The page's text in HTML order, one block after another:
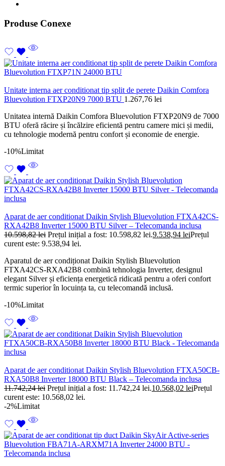
Produse Conexe
Unitate interna aer conditionat tip split de perete Daikin Comfora
Bluevolution FTXP20N9 7000 BTU 1.267,76 lei
Unitatea internă Daikin Comfora Bluevolution FTXP20N9 de 7000
BTU oferă răcire și încălzire eficientă pentru camere mici și medii,
cu tehnologie modernă pentru confort și economie de energie.
-10%Limitat
Aparat de aer conditionat Daikin Stylish Bluevolution FTXA42CS-
RXA42B8 Inverter 15000 BTU Silver – Telecomanda inclusa
10.598,82lei Prețul inițial a fost: 10.598,82 lei.9.538,94 leiPrețul
curent este: 9.538,94 lei.
Aparatul de aer condiționat Daikin Stylish Bluevolution
FTXA42CS-RXA42B8 combină tehnologia Inverter, designul
elegant Silver și eficiența energetică ridicată pentru a oferi confort
termic superior în locuința ta, cu telecomandă inclusă.
-10%Limitat
Aparat de aer conditionat Daikin Stylish Bluevolution FTXA50CB-
RXA50B8 Inverter 18000 BTU Black – Telecomanda inclusa
11.742,24lei Prețul inițial a fost: 11.742,24 lei.10.568,02 leiPrețul
curent este: 10.568,02 lei.
-2%Limitat